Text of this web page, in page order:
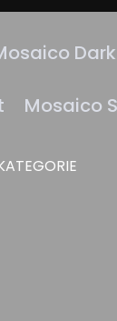
Dark
Mosaico